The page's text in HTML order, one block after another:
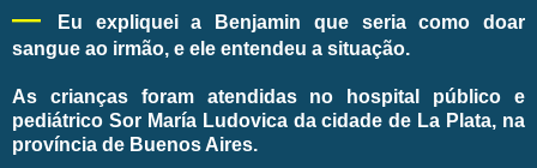
—
Eu expliquei a Benjamin que seria como doar
sangue ao irmão, e ele entendeu a situação.
As crianças foram atendidas no hospital público e
pediátrico Sor María Ludovica da cidade de La Plata, na
província de Buenos Aires.